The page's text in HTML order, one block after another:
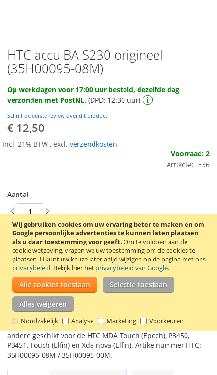
Wij gebruiken cookies om uw ervaring beter te maken en om
Google persoonlijke advertenties te kunnen laten plaatsen
als u daar toestemming voor geeft. Om te voldoen aan de
cookie wetgeving, vragen we uw toestemming om de cookies te
plaatsen. U kunt uw keuze later altijd wijzigen op de pagina met ons
privacybeleid. Bekijk hier het privacybeleid van Google.
Alle cookies toestaan Selectie toestaan
Alles weigeren
Noodzakelijk Analyse Marketing Voorkeuren
Ga
naar
het
van
de
gallerij
HTC accu BA S230 origineel
(35H00095-08M)
Op werkdagen voor 17:00 uur besteld, dezelfde dag
verzonden met PostNL. (DPD: 12:30 uur)
Schrijf de eerste review over dit product
€ 12,50
Incl. 21% BTW , excl. verzendkosten
Voorraad: 2
Artikel
336
Aantal
In Winkelwagen
VOEG TOE AAN VERLANGLIJST
TOEVOEGEN OM TE VERGELIJKEN
Originele HTC accu BA S230 / ELF0160. Deze accu is onder
andere geschikt voor de HTC MDA Touch (Epoch), P3450,
P3451, Touch (Elfin) en Xda nova (Elfin). Artikelnummer HTC:
35H00095-08M / 35H00095-00M.